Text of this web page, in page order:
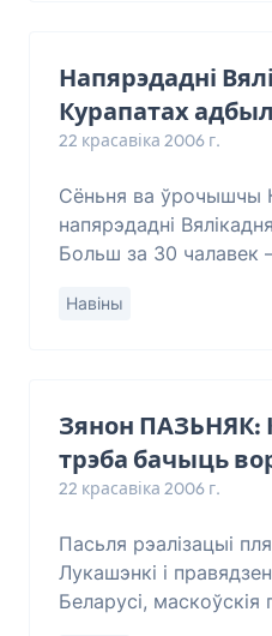
Напярэдадні
Курапатах
22 красавіка 2006 г.
Сёньня ва ўрочышчы
напярэдадні
Больш за 30 чалавек
удзельнікаў талакі
Навіны
Зянон ПАЗЬНЯК:
трэба бачыць
22 красавіка 2006 г.
Пасьля рэалізацыі
Лукашэнкі і
Беларусі, маскоўскія